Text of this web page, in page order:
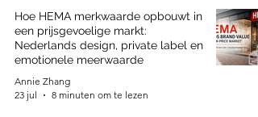
Hoe HEMA merkwaarde opbouwt in
een prijsgevoelige markt:
Nederlands design, private label en
emotionele meerwaarde
Annie Zhang
23 jul
8 minuten om te lezen